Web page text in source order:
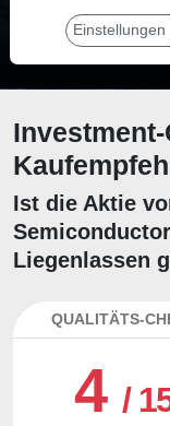
Ist die Aktie
Liegenlassen
QUALITÄTS-
4/
Einstellungen